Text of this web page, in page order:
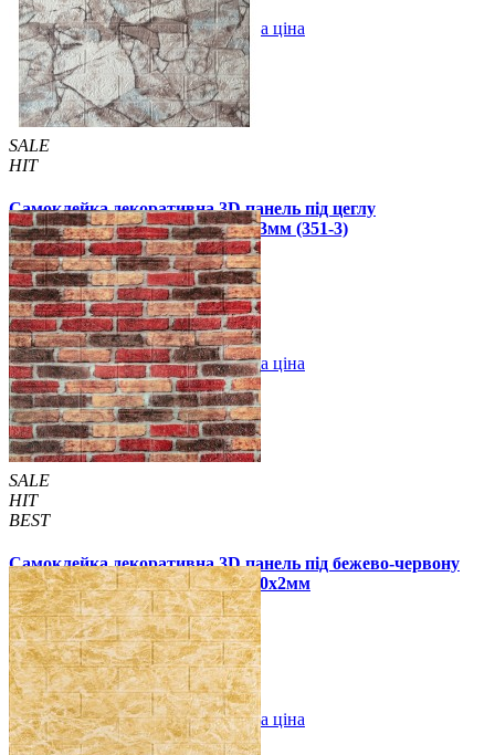
Купити В закладки Оптова ціна
SALE
HIT
Самоклейка декоративна 3D панель під цеглу
королівський мармур 700x770x3мм (351-3)
59 грн./шт 160 грн./шт
Купити В закладки Оптова ціна
SALE
HIT
BEST
Самоклейка декоративна 3D панель під бежево-червону
катеринославську цеглу 700x770x2мм
55 грн./шт 200 грн./шт
Купити В закладки Оптова ціна